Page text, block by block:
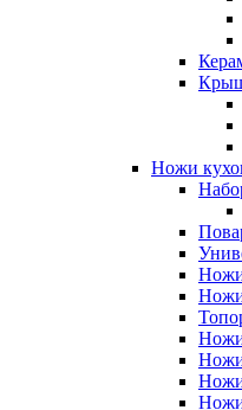
Ножи
Ножи
Ножи
Ножи